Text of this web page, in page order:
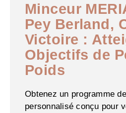
Minceur
Pey Berland,
Victoire :
Objectifs de
Poids
Obtenez un programme
personnalisé conçu pour